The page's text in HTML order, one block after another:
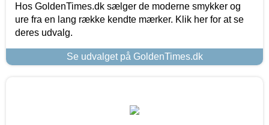
Hos GoldenTimes.dk sælger de moderne smykker og
ure fra en lang række kendte mærker. Klik her for at se
deres udvalg.
Se udvalget på GoldenTimes.dk